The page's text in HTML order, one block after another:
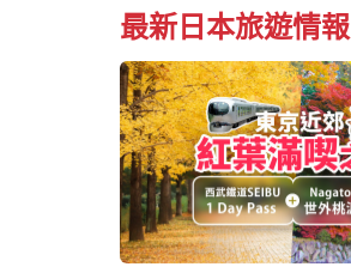
最新日本旅遊情報